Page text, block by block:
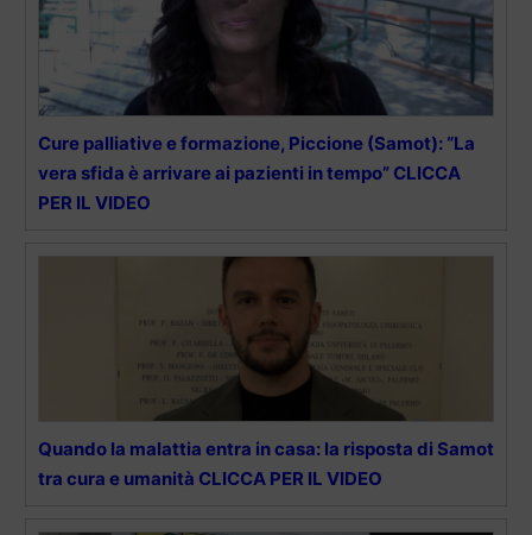
Cure palliative e formazione, Piccione (Samot): “La
vera sfida è arrivare ai pazienti in tempo” CLICCA
PER IL VIDEO
Quando la malattia entra in casa: la risposta di Samot
tra cura e umanità CLICCA PER IL VIDEO